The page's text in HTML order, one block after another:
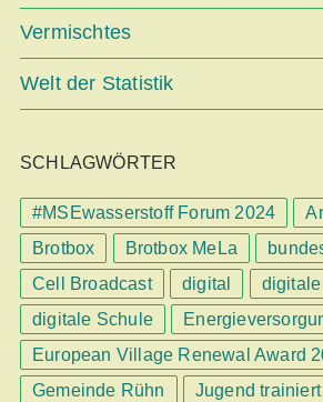
Vermischtes
Welt der Statistik
SCHLAGWÖRTER
#MSEwasserstoff Forum 2024
Brotbox
Brotbox MeLa
Cell Broadcast
digital
digitale Schule
European Village Renewal Award
Gemeinde Rühn
Jugend trainiert